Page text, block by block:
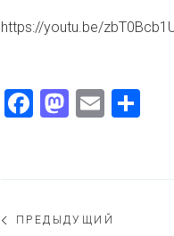
https://youtu.be/
Facebook
Email
Навигация
ПРЕДЫДУЩИЙ